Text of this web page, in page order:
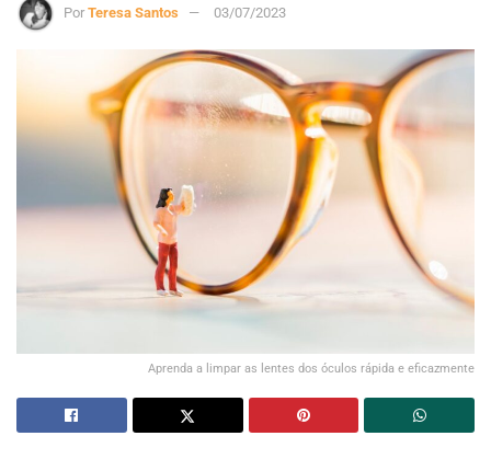
Por Teresa Santos 03/07/2023
Aprenda a limpar as lentes dos óculos rápida e eficazmente